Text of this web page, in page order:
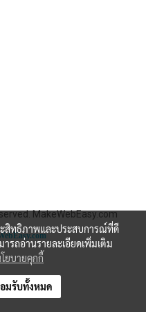
MakeWebEasy.com
ะสิทธิภาพและประสบการณ์ที่ดี
รถอ่านรายละเอียดเพิ่มเติม
ยบายคุกกี้
มรับทั้งหมด